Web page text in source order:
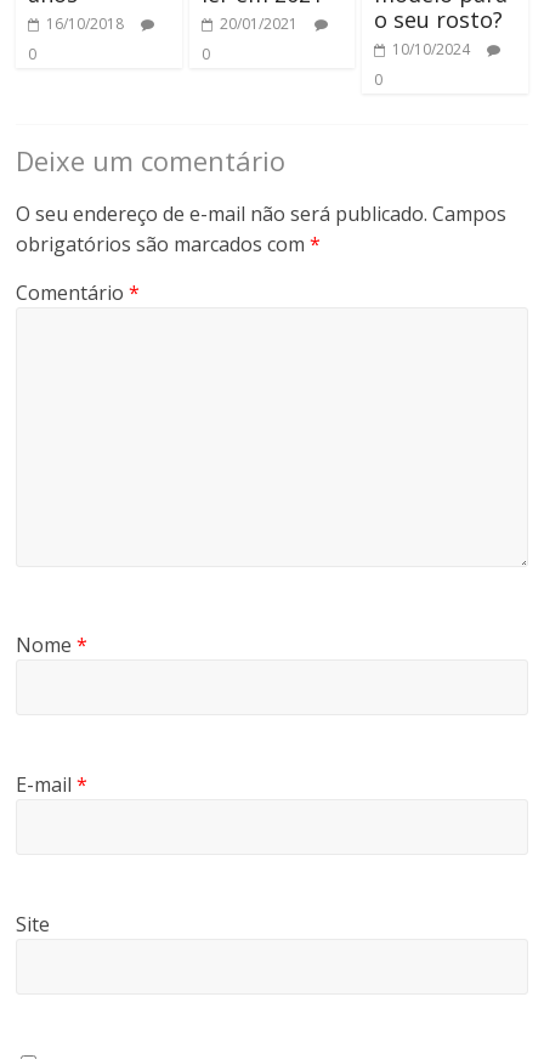
16/10/2018
0
20/01/2021
0
o seu rosto?
10/10/2024
0
Deixe um comentário
O seu endereço de e-mail não será publicado. Campos
obrigatórios são marcados com*
Comentário*
Nome*
E-mail*
Site